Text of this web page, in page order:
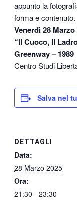
appunto la
forma e contenuto.
Venerdì 28 Marzo
“Il Cuoco, Il
Greenway – 1989
Centro Studi
Salva nel
DETTAGLI
Data:
28 Marzo 2025
Ora:
21:30 - 23:30